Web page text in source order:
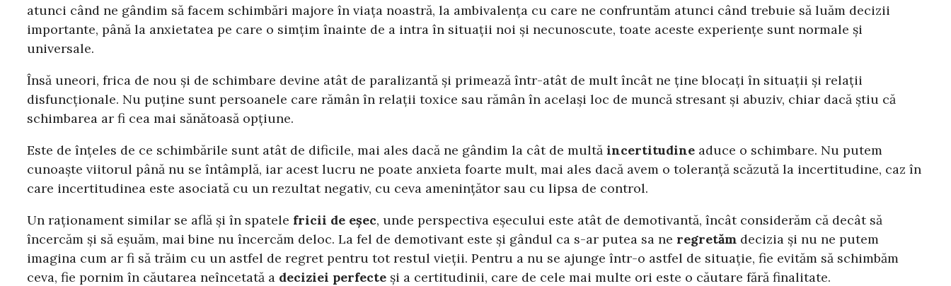
atunci când ne gândim să facem schimbări majore în viața noastră, la ambivalența cu care ne confruntăm atunci când trebuie să luăm decizii
importante, până la anxietatea pe care o simțim înainte de a intra în situații noi și necunoscute, toate aceste experiențe sunt normale și
universale.
Însă uneori, frica de nou și de schimbare devine atât de paralizantă și primează într-atât de mult încât ne ține blocați în situații și relații
disfuncționale. Nu puține sunt persoanele care rămân în relații toxice sau rămân în același loc de muncă stresant și abuziv, chiar dacă știu că
schimbarea ar fi cea mai sănătoasă opțiune.
Este de înțeles de ce schimbările sunt atât de dificile, mai ales dacă ne gândim la cât de multă incertitudine aduce o schimbare. Nu putem
cunoaște viitorul până nu se întâmplă, iar acest lucru ne poate anxieta foarte mult, mai ales dacă avem o toleranță scăzută la incertitudine, caz în
care incertitudinea este asociată cu un rezultat negativ, cu ceva amenințător sau cu lipsa de control.
Un raționament similar se află și în spatele fricii de eșec, unde perspectiva eșecului este atât de demotivantă, încât considerăm că decât să
încercăm și să eșuăm, mai bine nu încercăm deloc. La fel de demotivant este și gândul ca s-ar putea sa ne regretăm decizia și nu ne putem
imagina cum ar fi să trăim cu un astfel de regret pentru tot restul vieții. Pentru a nu se ajunge într-o astfel de situație, fie evităm să schimbăm
ceva, fie pornim în căutarea neîncetată a deciziei perfecte și a certitudinii, care de cele mai multe ori este o căutare fără finalitate.